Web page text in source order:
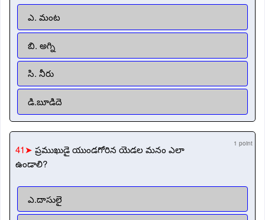
ఎ. మంట
బి. అగ్ని
సి. నీరు
డి.బూడిదె
41➤ ప్రముఖుడై యుండగోరిన యెడల మనం ఎలా
ఉండాలి?
1 point
ఎ.దాసులై